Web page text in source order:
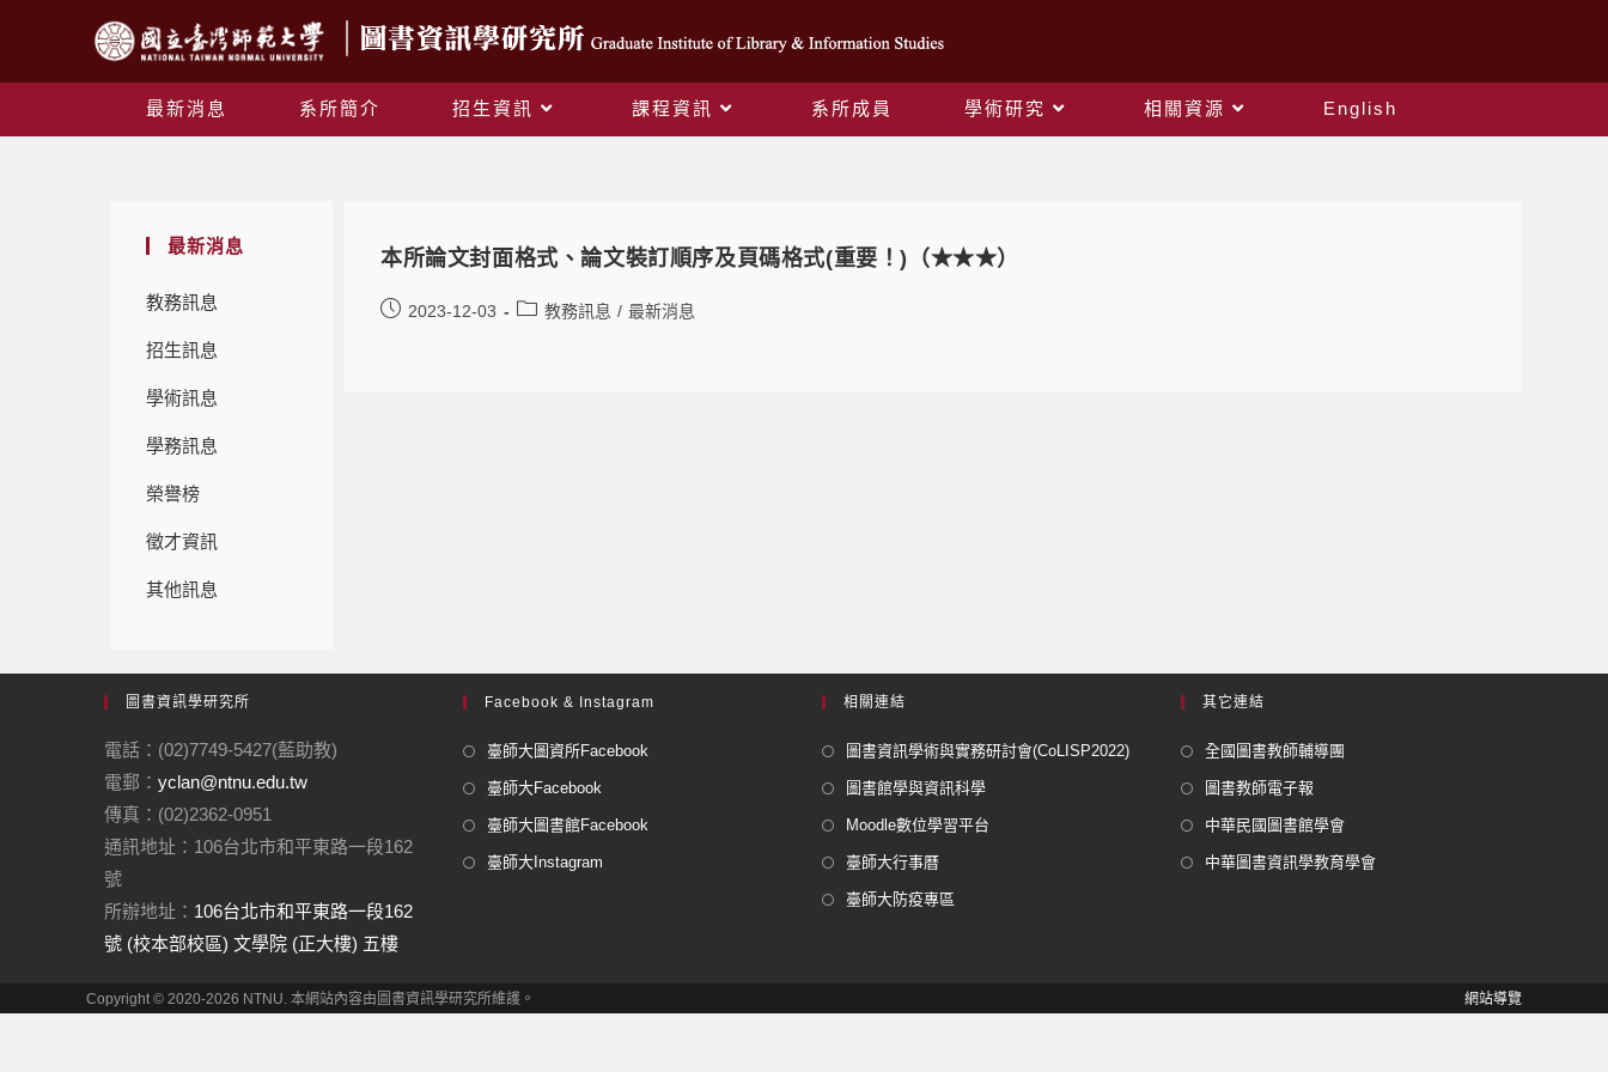
最新消息 系所簡介 招生資訊 課程資訊 系所成員 學術研究 相關資源 English
最新消息
教務訊息
招生訊息
學術訊息
學務訊息
榮譽榜
徵才資訊
其他訊息
本所論文封面格式、論文裝訂順序及頁碼格式(重要！)（★★★）
2023-12-03 教務訊息 / 最新消息
圖書資訊學研究所
電話：(02)7749-5427(藍助教)
電郵： yclan@ntnu.edu.tw
傳真：(02)2362-0951
通訊地址：106台北市和平東路一段162
號
所辦地址： 106台北市和平東路一段162
號 (校本部校區) 文學院 (正大樓) 五樓
Facebook & Instagram
臺師大圖資所Facebook
臺師大Facebook
臺師大圖書館Facebook
臺師大Instagram
相關連結
圖書資訊學術與實務研討會(CoLISP2022)
圖書館學與資訊科學
Moodle數位學習平台
臺師大行事曆
臺師大防疫專區
其它連結
全國圖書教師輔導團
圖書教師電子報
中華民國圖書館學會
中華圖書資訊學教育學會
網站導覽
Copyright © 2020-2026 NTNU. 本網站內容由圖書資訊學研究所維護。